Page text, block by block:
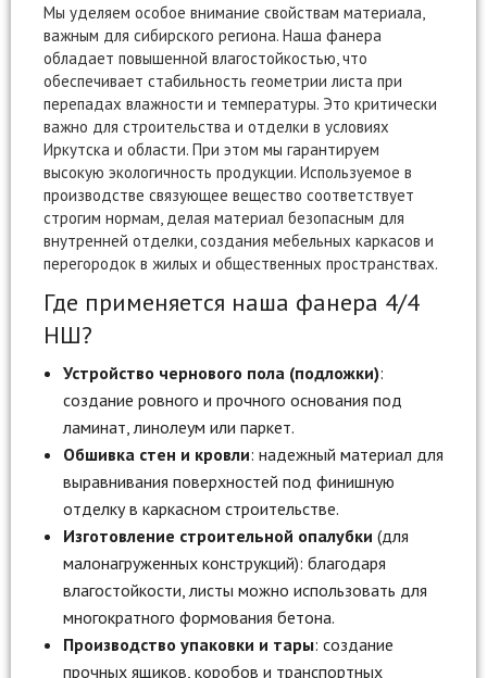
Мы уделяем особое внимание свойствам материала,
важным для сибирского региона. Наша фанера
обладает повышенной влагостойкостью, что
обеспечивает стабильность геометрии листа при
перепадах влажности и температуры. Это критически
важно для строительства и отделки в условиях
Иркутска и области. При этом мы гарантируем
высокую экологичность продукции. Используемое в
производстве связующее вещество соответствует
строгим нормам, делая материал безопасным для
внутренней отделки, создания мебельных каркасов и
перегородок в жилых и общественных пространствах.
Где применяется наша фанера 4/4
НШ?
Устройство чернового пола (подложки):
создание ровного и прочного основания под
ламинат, линолеум или паркет.
Обшивка стен и кровли: надежный материал для
выравнивания поверхностей под финишную
отделку в каркасном строительстве.
Изготовление строительной опалубки (для
малонагруженных конструкций): благодаря
влагостойкости, листы можно использовать для
многократного формования бетона.
Производство упаковки и тары: создание
прочных ящиков, коробов и транспортных